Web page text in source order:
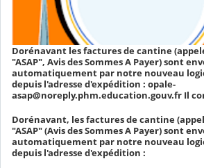
Dorénavant les factures de cantine
"ASAP", Avis des Sommes A Payer) sont
automatiquement par notre nouveau
depuis l'adresse d'expédition : opale-
asap@noreply.phm.education.gouv.fr Il
Dorénavant, les factures de cantine
"ASAP" (Avis des Sommes A Payer) sont
automatiquement par notre nouveau
depuis l'adresse d'expédition :